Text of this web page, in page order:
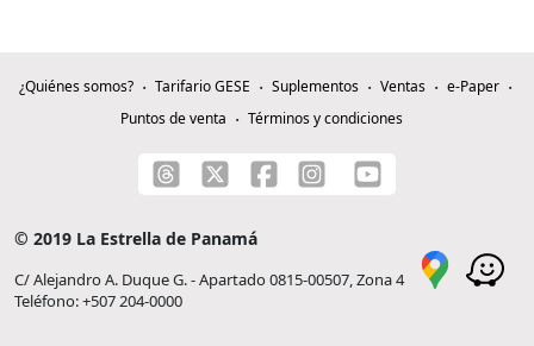
¿Quiénes somos? Tarifario GESE Suplementos Ventas
e-Paper
Puntos de venta
Términos y condiciones
© 2019 La Estrella de Panamá
C/ Alejandro A. Duque G. - Apartado 0815-00507, Zona 4
Teléfono: +507 204-0000